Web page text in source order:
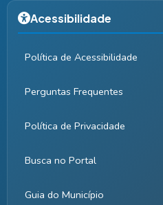
Acessibilidade
Política de Acessibilidade
Perguntas Frequentes
Política de Privacidade
Busca no Portal
Guia do Município